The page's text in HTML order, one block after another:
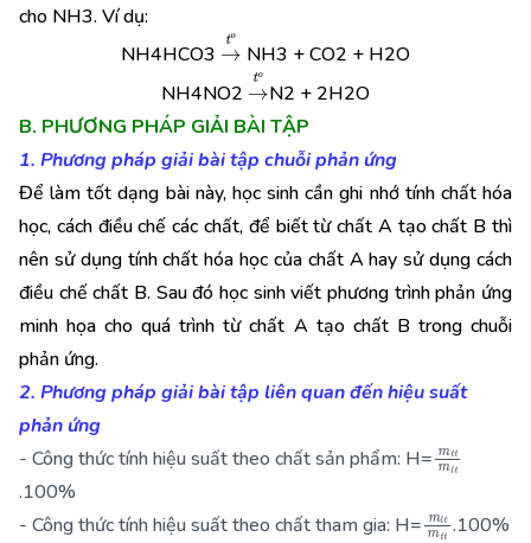
cho NH3. Ví dụ:
NH4HCO3 → to
NH3 + CO2 + H2O
NH4NO2 →to
N2 + 2H2O
B. PHƯƠNG PHÁP GIẢI BÀI TẬP
1. Phương pháp giải bài tập chuỗi phản ứng
Để làm tốt dạng bài này, học sinh cần ghi nhớ tính chất hóa
học, cách điều chế các chất, để biết từ chất A tạo chất B thì
nên sử dụng tính chất hóa học của chất A hay sử dụng cách
điều chế chất B. Sau đó học sinh viết phương trình phản ứng
minh họa cho quá trình từ chất A tạo chất B trong chuỗi
phản ứng.
2. Phương pháp giải bài tập liên quan đến hiệu suất
phản ứng
- Công thức tính hiệu suất theo chất sản phẩm: H=
mt
.100%
- Công thức tính hiệu suất theo chất tham gia: H=
ml
.100%